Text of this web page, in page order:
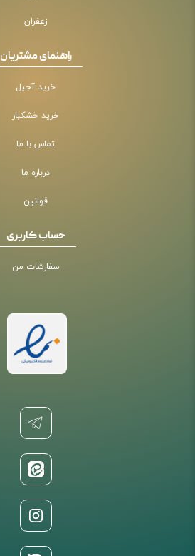
زعفران
راهنمای مشتریان
خرید آجیل
خرید خشکبار
تماس با ما
درباره ما
قوانین
حساب کاربری
سفارشات من